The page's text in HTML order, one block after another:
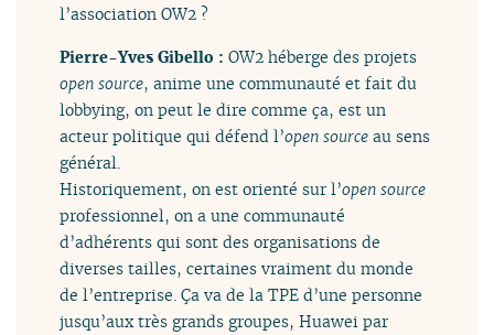
l’association OW2 ?
Pierre-Yves Gibello :OW2 héberge des projets
open source, anime une communauté et fait du
lobbying, on peut le dire comme ça, est un
acteur politique qui défend l’open source au sens
général.
Historiquement, on est orienté sur l’open source
professionnel, on a une communauté
d’adhérents qui sont des organisations de
diverses tailles, certaines vraiment du monde
de l’entreprise. Ça va de la TPE d’une personne
jusqu’aux très grands groupes, Huawei par